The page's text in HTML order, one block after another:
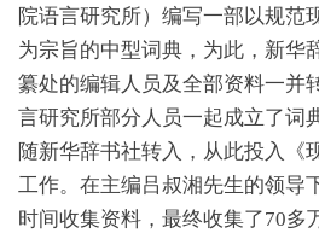
院语言研究所）编写一部以规范
为宗旨的中型词典，为此，新华
纂处的编辑人员及全部资料一并
言研究所部分人员一起成立了词
随新华辞书社转入，从此投入《
工作。在主编吕叔湘先生的领导
时间收集资料，最终收集了70多